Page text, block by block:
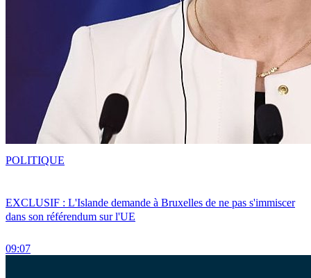
EXCLUSIF : L'Islande demande à Bruxelles de ne pas s'immiscer
dans son référendum sur l'UE
09:07
POLITIQUE